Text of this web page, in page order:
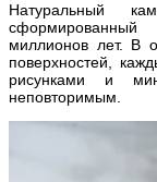
Натуральный
сформированный
миллионов лет. В
поверхностей,
рисунками и
неповторимым.